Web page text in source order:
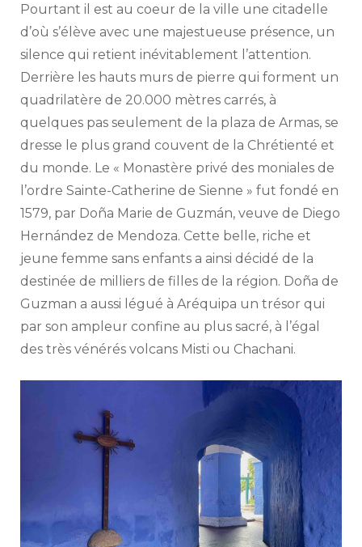
Pourtant il est au coeur de la ville une citadelle
d’où s’élève avec une majestueuse présence, un
silence qui retient inévitablement l’attention.
Derrière les hauts murs de pierre qui forment un
quadrilatère de 20.000 mètres carrés, à
quelques pas seulement de la plaza de Armas, se
dresse le plus grand couvent de la Chrétienté et
du monde. Le « Monastère privé des moniales de
l’ordre Sainte-Catherine de Sienne » fut fondé en
1579, par Doña Marie de Guzmán, veuve de Diego
Hernández de Mendoza. Cette belle, riche et
jeune femme sans enfants a ainsi décidé de la
destinée de milliers de filles de la région. Doña de
Guzman a aussi légué à Aréquipa un trésor qui
par son ampleur confine au plus sacré, à l’égal
des très vénérés volcans Misti ou Chachani.